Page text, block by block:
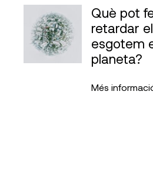
Què pot
retardar
esgotem
planeta?
Més